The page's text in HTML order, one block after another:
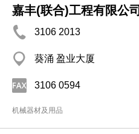
嘉丰(联合)工程有限公司
3106 2013
葵涌 盈业大厦
3106 0594
机械器材及用品